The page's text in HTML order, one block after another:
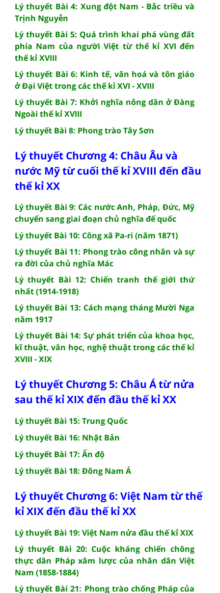
Lý thuyết Bài 4: Xung đột Nam - Bắc triều và
Trịnh Nguyễn
Lý thuyết Bài 5: Quá trình khai phá vùng đất
phía Nam của người Việt từ thế kỉ XVI đến
thế kỉ XVIII
Lý thuyết Bài 6: Kinh tế, văn hoá và tôn giáo
ở Đại Việt trong các thế kỉ XVI - XVIII
Lý thuyết Bài 7: Khởi nghĩa nông dân ở Đàng
Ngoài thế kỉ XVIII
Lý thuyết Bài 8: Phong trào Tây Sơn
Lý thuyết Chương 4: Châu Âu và
nước Mỹ từ cuối thế kỉ XVIII đến đầu
thế kỉ XX
Lý thuyết Bài 9: Các nước Anh, Pháp, Đức, Mỹ
chuyển sang giai đoạn chủ nghĩa đế quốc
Lý thuyết Bài 10: Công xã Pa-ri (năm 1871)
Lý thuyết Bài 11: Phong trào công nhân và sự
ra đời của chủ nghĩa Mác
Lý thuyết Bài 12: Chiến tranh thế giới thứ
nhất (1914-1918)
Lý thuyết Bài 13: Cách mạng tháng Mười Nga
năm 1917
Lý thuyết Bài 14: Sự phát triển của khoa học,
kĩ thuật, văn học, nghệ thuật trong các thế kỉ
XVIII - XIX
Lý thuyết Chương 5: Châu Á từ nửa
sau thế kỉ XIX đến đầu thế kỉ XX
Lý thuyết Bài 15: Trung Quốc
Lý thuyết Bài 16: Nhật Bản
Lý thuyết Bài 17: Ấn độ
Lý thuyết Bài 18: Đông Nam Á
Lý thuyết Chương 6: Việt Nam từ thế
kỉ XIX đến đầu thế kỉ XX
Lý thuyết Bài 19: Việt Nam nửa đầu thế kỉ XIX
Lý thuyết Bài 20: Cuộc kháng chiến chông
thực dân Pháp xâm lược của nhân dân Việt
Nam (1858-1884)
Lý thuyết Bài 21: Phong trào chống Pháp của